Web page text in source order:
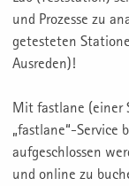
und Prozesse zu
getesteten
Ausreden)!
Mit fastlane (einer
„fastlane“-Service
aufgeschlossen
und online zu